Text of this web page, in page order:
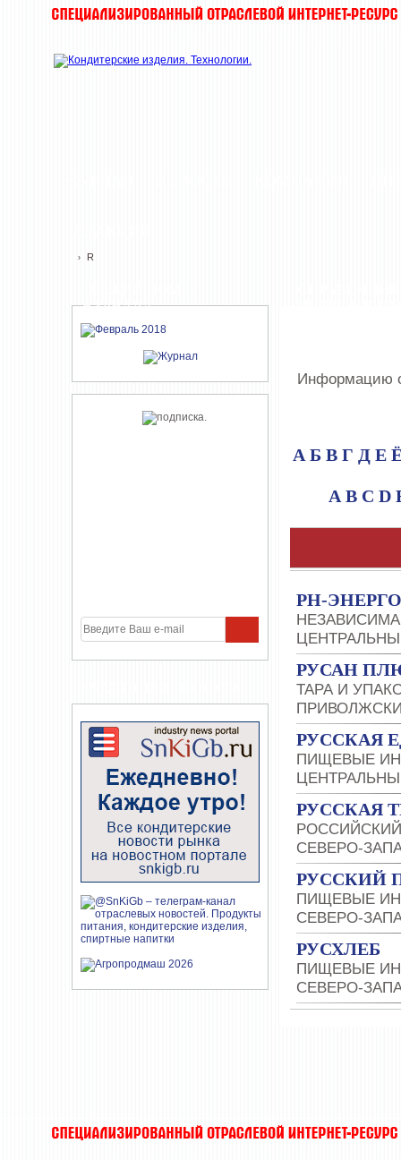
ЖУРНАЛА
› R
Информацию
А Б В Г Д Е
A B C D
РН-ЭНЕРГО
РУСАН
ТАРА И
РУССКАЯ
ПИЩЕВЫЕ
РУССКАЯ
СЕВЕРО-
РУССКИЙ
ПИЩЕВЫЕ
СЕВЕРО-
РУСХЛЕБ
ПИЩЕВЫЕ
СЕВЕРО-